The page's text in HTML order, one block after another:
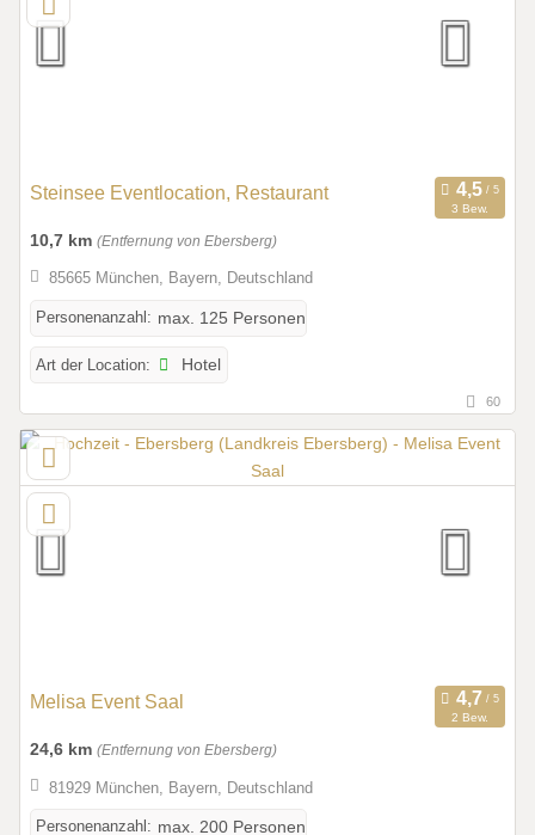
Steinsee Eventlocation, Restaurant
3 Bew.
10,7 km (Entfernung von Ebersberg)
85665 München, Bayern, Deutschland
Personenanzahl: max. 125 Personen
Art der Location: Hotel
60
Melisa Event Saal
2 Bew.
24,6 km (Entfernung von Ebersberg)
81929 München, Bayern, Deutschland
Personenanzahl: max. 200 Personen